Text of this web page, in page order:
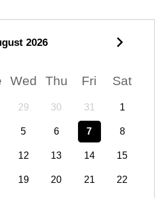
2026
Wed Thu Fri Sat
29 30 31 1
5 6 7 8
12 13 14 15
19 20 21 22